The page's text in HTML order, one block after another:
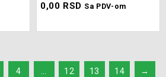
5
0,00 RSD Sa PDV-om
4 … 12 13 14 →